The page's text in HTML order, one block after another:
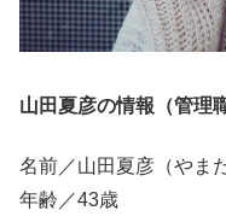
山田夏彦の情報（管理
名前／山田夏彦（やま
年齢／43歳